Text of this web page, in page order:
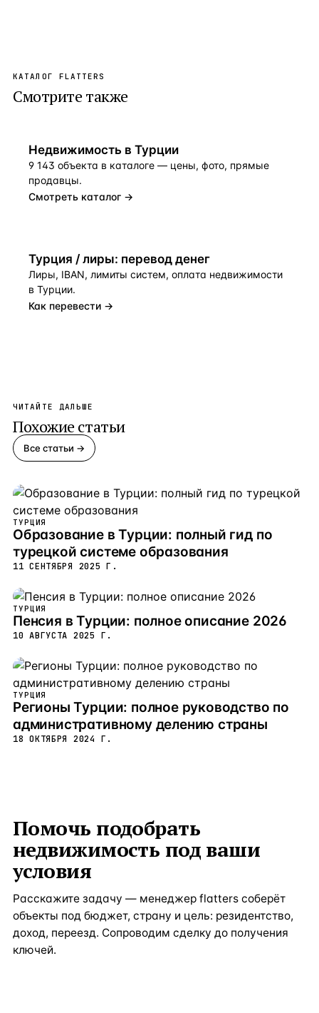
КАТАЛОГ FLATTERS
Смотрите также
Недвижимость в Турции
9 143 объекта в каталоге — цены, фото, прямые
продавцы.
Смотреть каталог →
Турция / лиры: перевод денег
Лиры, IBAN, лимиты систем, оплата недвижимости
в Турции.
Как перевести →
ЧИТАЙТЕ ДАЛЬШЕ
Похожие статьи
Все статьи →
ТУРЦИЯ
Образование в Турции: полный гид по
турецкой системе образования
11 СЕНТЯБРЯ 2025 Г.
ТУРЦИЯ
Пенсия в Турции: полное описание 2026
10 АВГУСТА 2025 Г.
ТУРЦИЯ
Регионы Турции: полное руководство по
административному делению страны
18 ОКТЯБРЯ 2024 Г.
Помочь подобрать
недвижимость под ваши
условия
Расскажите задачу — менеджер flatters соберёт
объекты под бюджет, страну и цель: резидентство,
доход, переезд. Сопроводим сделку до получения
ключей.